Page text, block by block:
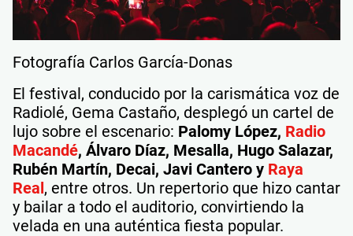
Fotografía Carlos García-Donas
El festival, conducido por la carismática voz de
Radiolé, Gema Castaño, desplegó un cartel de
lujo sobre el escenario: Palomy López, Radio
Macandé, Álvaro Díaz, Mesalla, Hugo Salazar,
Rubén Martín, Decai, Javi Cantero y Raya
Real, entre otros. Un repertorio que hizo cantar
y bailar a todo el auditorio, convirtiendo la
velada en una auténtica fiesta popular.